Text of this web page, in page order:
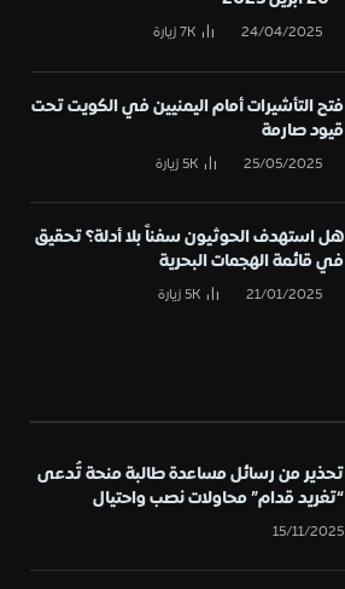
24/04/2025
7Kزيارة
فتح التأشيرات أمام اليمنيين في الكويت تحت
قيود صارمة
25/05/2025
5Kزيارة
هل استهدف الحوثيون سفناً بلا أدلة؟ تحقيق
في قائمة الهجمات البحرية
21/01/2025
5Kزيارة
تحذير من رسائل مساعدة طالبة منحة تُدعى
“تغريد قدام” محاولات نصب واحتيال
15/11/2025